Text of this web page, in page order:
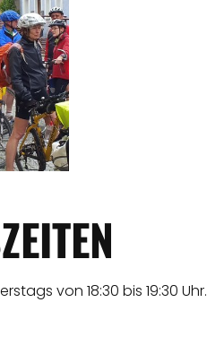
von 18:30 bis 19:30 Uhr.